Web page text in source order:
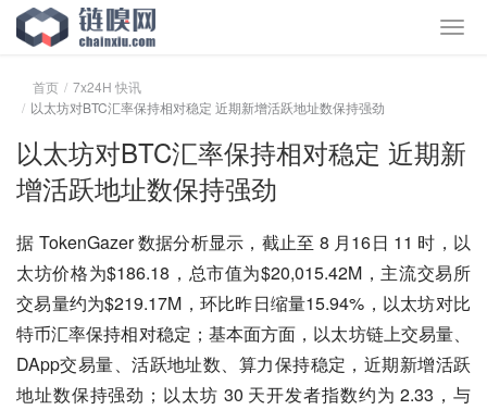
首页
7x24H 快讯
以太坊对BTC汇率保持相对稳定 近期新增活跃地址数保持强劲
以太坊对BTC汇率保持相对稳定 近期新
增活跃地址数保持强劲
据 TokenGazer 数据分析显示，截止至 8 月16日 11 时，以
太坊价格为$186.18，总市值为$20,015.42M，主流交易所
交易量约为$219.17M，环比昨日缩量15.94%，以太坊对比
特币汇率保持相对稳定；基本面方面，以太坊链上交易量、
DApp交易量、活跃地址数、算力保持稳定，近期新增活跃
地址数保持强劲；以太坊 30 天开发者指数约为 2.33，与